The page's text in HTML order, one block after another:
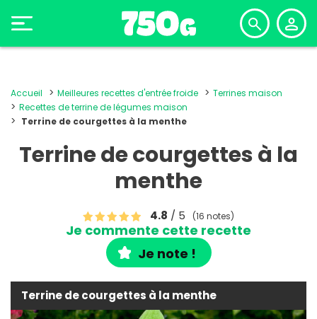
Accueil Meilleures recettes d'entrée froide
Terrines maison
Recettes de terrine de légumes maison
Terrine de courgettes à la menthe
Terrine de courgettes à la
menthe
4.8 / 5 (16 notes)
Je commente cette recette
Je note !
Terrine de courgettes à la menthe